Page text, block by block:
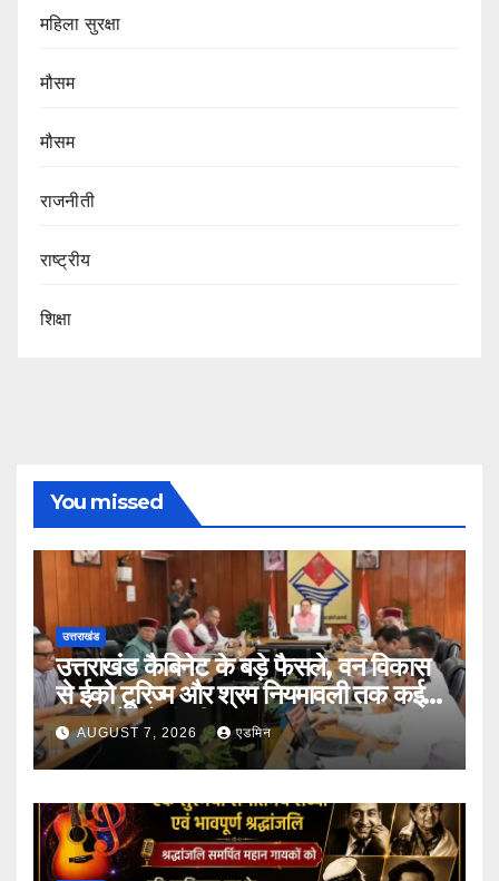
महिला सुरक्षा
मौसम
मौसम
राजनीती
राष्ट्रीय
शिक्षा
You missed
उत्तराखंड
उत्तराखंड कैबिनेट के बड़े फैसले, वन विकास
से ईको टूरिज्म और श्रम नियमावली तक कई
प्रस्तावों को मंजूरी
AUGUST 7, 2026 एडमिन